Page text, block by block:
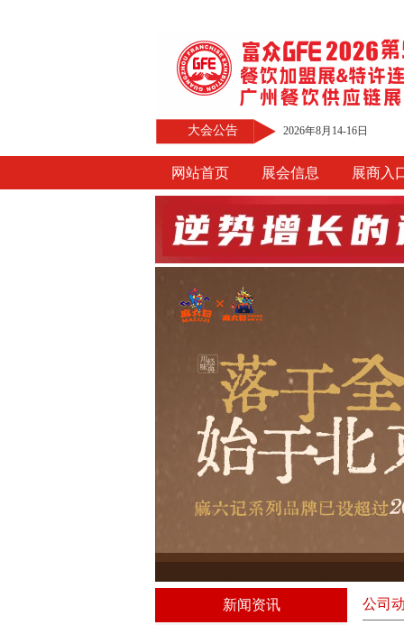
大会公告 2026年8月14-16日
网站首页 展会信息 展商入
新闻资讯 公司